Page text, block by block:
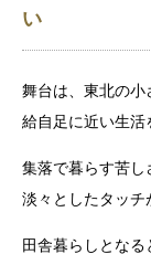
い
舞台は、東北の小
給自足に近い生活
集落で暮らす苦し
淡々としたタッチ
田舎暮らしとな